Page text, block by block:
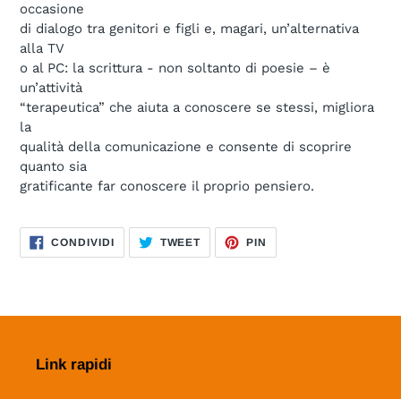
occasione
di dialogo tra genitori e figli e, magari, un’alternativa
alla TV
o al PC: la scrittura - non soltanto di poesie – è
un’attività
“terapeutica” che aiuta a conoscere se stessi, migliora
la
qualità della comunicazione e consente di scoprire
quanto sia
gratificante far conoscere il proprio pensiero.
CONDIVIDICONDIVIDI
FACEBOOK
TWEETTWITTA
TWITTER
PIN
PINTEREST
Link rapidi